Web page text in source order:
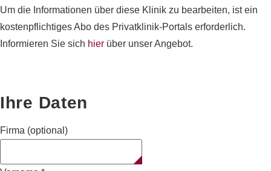
Um die Informationen über diese Klinik zu bearbeiten, ist ein
kostenpflichtiges Abo des Privatklinik-Portals erforderlich.
Informieren Sie sich hier über unser Angebot.
Ihre Daten
Firma (optional)